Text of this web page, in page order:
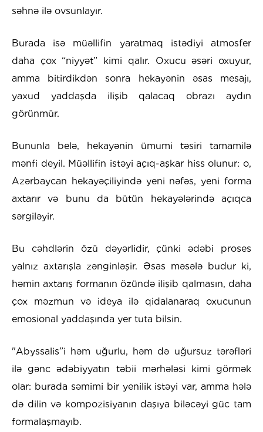
səhnə ilə ovsunlayır.
Burada isə müəllifin yaratmaq istədiyi atmosfer
daha çox “niyyət” kimi qalır. Oxucu əsəri oxuyur,
amma bitirdikdən sonra hekayənin əsas mesajı,
yaxud yaddaşda ilişib qalacaq obrazı aydın
görünmür.
Bununla belə, hekayənin ümumi təsiri tamamilə
mənfi deyil. Müəllifin istəyi açıq-aşkar hiss olunur: o,
Azərbaycan hekayəçiliyində yeni nəfəs, yeni forma
axtarır və bunu da bütün hekayələrində açıqca
sərgiləyir.
Bu cəhdlərin özü dəyərlidir, çünki ədəbi proses
yalnız axtarışla zənginləşir. Əsas məsələ budur ki,
həmin axtarış formanın özündə ilişib qalmasın, daha
çox məzmun və ideya ilə qidalanaraq oxucunun
emosional yaddaşında yer tuta bilsin.
"Abyssalis”i həm uğurlu, həm də uğursuz tərəfləri
ilə gənc ədəbiyyatın təbii mərhələsi kimi görmək
olar: burada səmimi bir yenilik istəyi var, amma hələ
də dilin və kompozisiyanın daşıya biləcəyi güc tam
formalaşmayıb.